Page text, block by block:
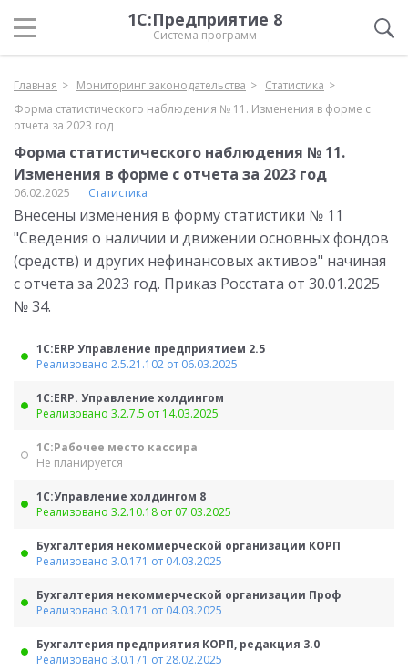
1С:Предприятие 8
Система программ
Главная Мониторинг законодательства
Статистика
Форма статистического наблюдения № 11. Изменения в форме с
отчета за 2023 год
Форма статистического наблюдения № 11.
Изменения в форме с отчета за 2023 год
06.02.2025 Статистика
Внесены изменения в форму статистики № 11
"Сведения о наличии и движении основных фондов
(средств) и других нефинансовых активов" начиная
с отчета за 2023 год. Приказ Росстата от 30.01.2025
№ 34.
1С:ERP Управление предприятием 2.5
Реализовано 2.5.21.102 от 06.03.2025
1С:ERP. Управление холдингом
Реализовано 3.2.7.5 от 14.03.2025
1С:Рабочее место кассира
Не планируется
1С:Управление холдингом 8
Реализовано 3.2.10.18 от 07.03.2025
Бухгалтерия некоммерческой организации КОРП
Реализовано 3.0.171 от 04.03.2025
Бухгалтерия некоммерческой организации Проф
Реализовано 3.0.171 от 04.03.2025
Бухгалтерия предприятия КОРП, редакция 3.0
Реализовано 3.0.171 от 28.02.2025